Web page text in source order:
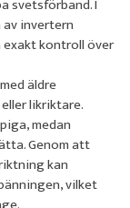
svetsförband. I
invertern
kontroll över
äldre
likriktare.
medan
Genom att
kan
vilket